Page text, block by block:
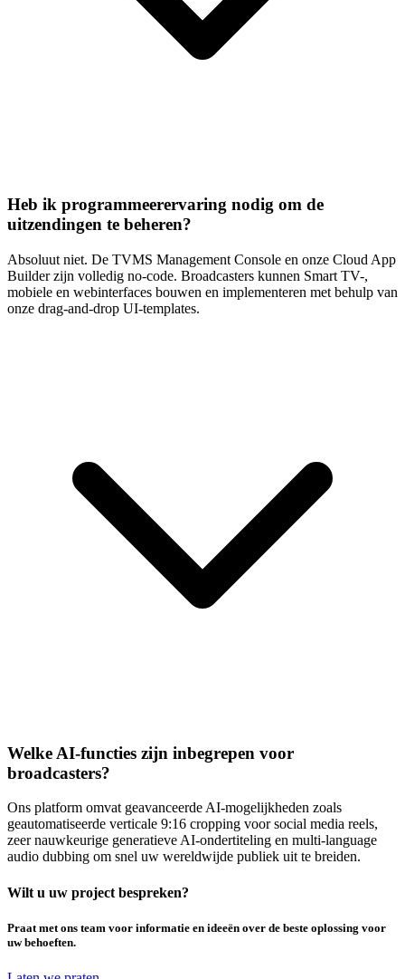
Heb ik programmeerervaring nodig om de
uitzendingen te beheren?
Absoluut niet. De TVMS Management Console en onze Cloud App
Builder zijn volledig no-code. Broadcasters kunnen Smart TV-,
mobiele en webinterfaces bouwen en implementeren met behulp van
onze drag-and-drop UI-templates.
Welke AI-functies zijn inbegrepen voor
broadcasters?
Ons platform omvat geavanceerde AI-mogelijkheden zoals
geautomatiseerde verticale 9:16 cropping voor social media reels,
zeer nauwkeurige generatieve AI-ondertiteling en multi-language
audio dubbing om snel uw wereldwijde publiek uit te breiden.
Wilt u uw project bespreken?
Praat met ons team voor informatie en ideeën over de beste oplossing voor
uw behoeften.